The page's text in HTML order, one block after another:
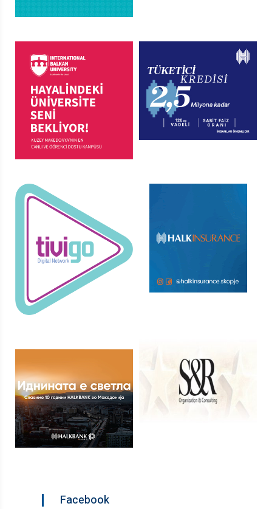
Facebook